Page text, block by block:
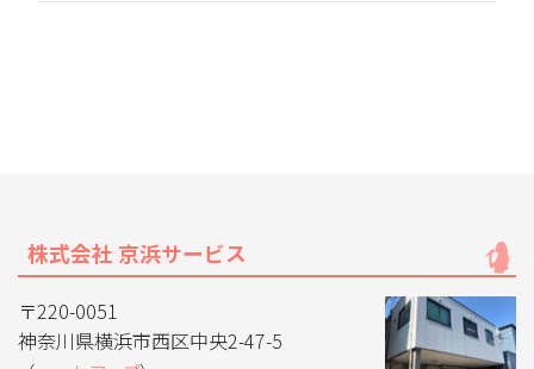
株式会社 京浜サービス
〒220-0051
神奈川県横浜市西区中央2-47-5